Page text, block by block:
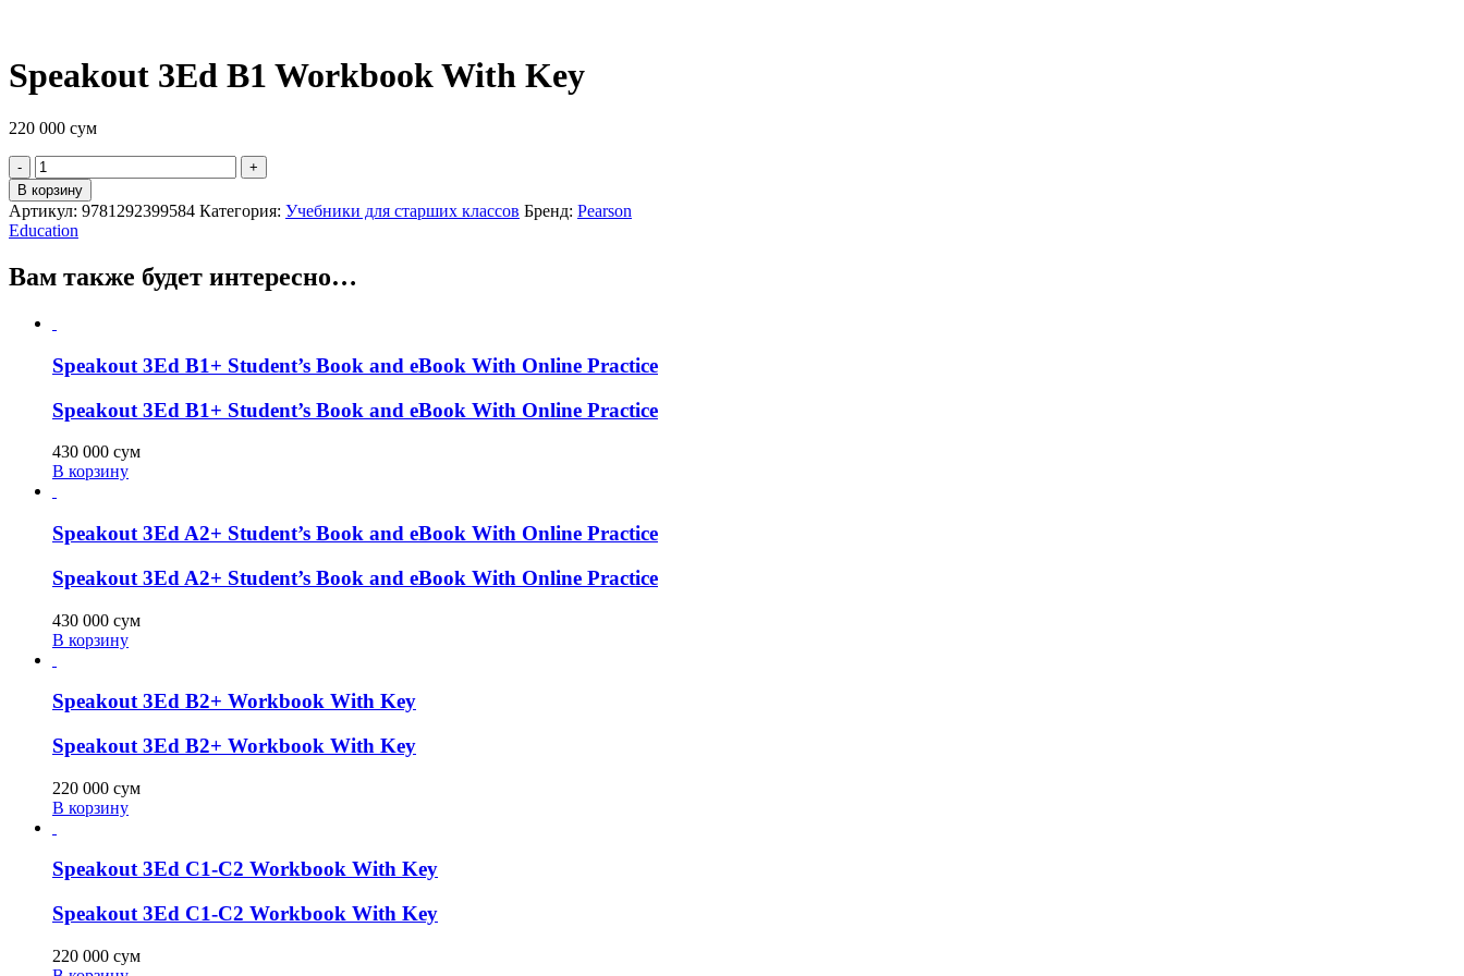
Speakout 3Ed B1 Workbook With Key
220 000 сум
Quantity
В корзину
Артикул: 9781292399584 Категория: Учебники для старших классов Бренд: Pearson
Education
Вам также будет интересно…
Speakout 3Ed B1+ Student’s Book and eBook With Online Practice
Speakout 3Ed B1+ Student’s Book and eBook With Online Practice
430 000 сум
В корзину
Speakout 3Ed A2+ Student’s Book and eBook With Online Practice
Speakout 3Ed A2+ Student’s Book and eBook With Online Practice
430 000 сум
В корзину
Speakout 3Ed B2+ Workbook With Key
Speakout 3Ed B2+ Workbook With Key
220 000 сум
В корзину
Speakout 3Ed C1-C2 Workbook With Key
Speakout 3Ed C1-C2 Workbook With Key
220 000 сум